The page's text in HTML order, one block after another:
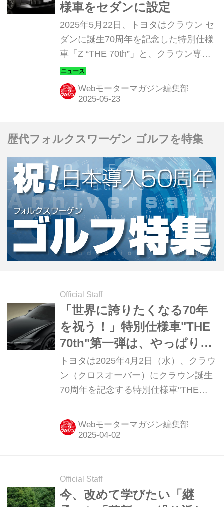
様車をセダンに設定
2025年5月22日、トヨタはクラウン セ
ダンに誕生70周年を記念した特別仕様
車「Z “THE 70th”」と、クラウン専門
店「ザ クラウン」専用の特別仕様車｢Z
“THE LIMITED-MATTE METAL（ザ リ
ミテッド マット メタル）”」を同年6
Webモーターマガジン編集部
歴代フォルクスワーゲン ゴルフを特集
Official Staff
「世界に誇りたくなる70年
を祝う！」特別仕様車"THE
70th"第一弾は、やっぱりク
ラウン（クロスオーバー）
だった
トヨタは2025年4月2日（水）、クラウ
ン（クロスオーバー）にクラウン誕生
70周年を記念する特別仕様車"THE
シリーズにも同系の「特別なクラウ
ン」が追加される予定だ。
Webモーターマガジン編集部
Official Staff
今、改めて学びたい「継